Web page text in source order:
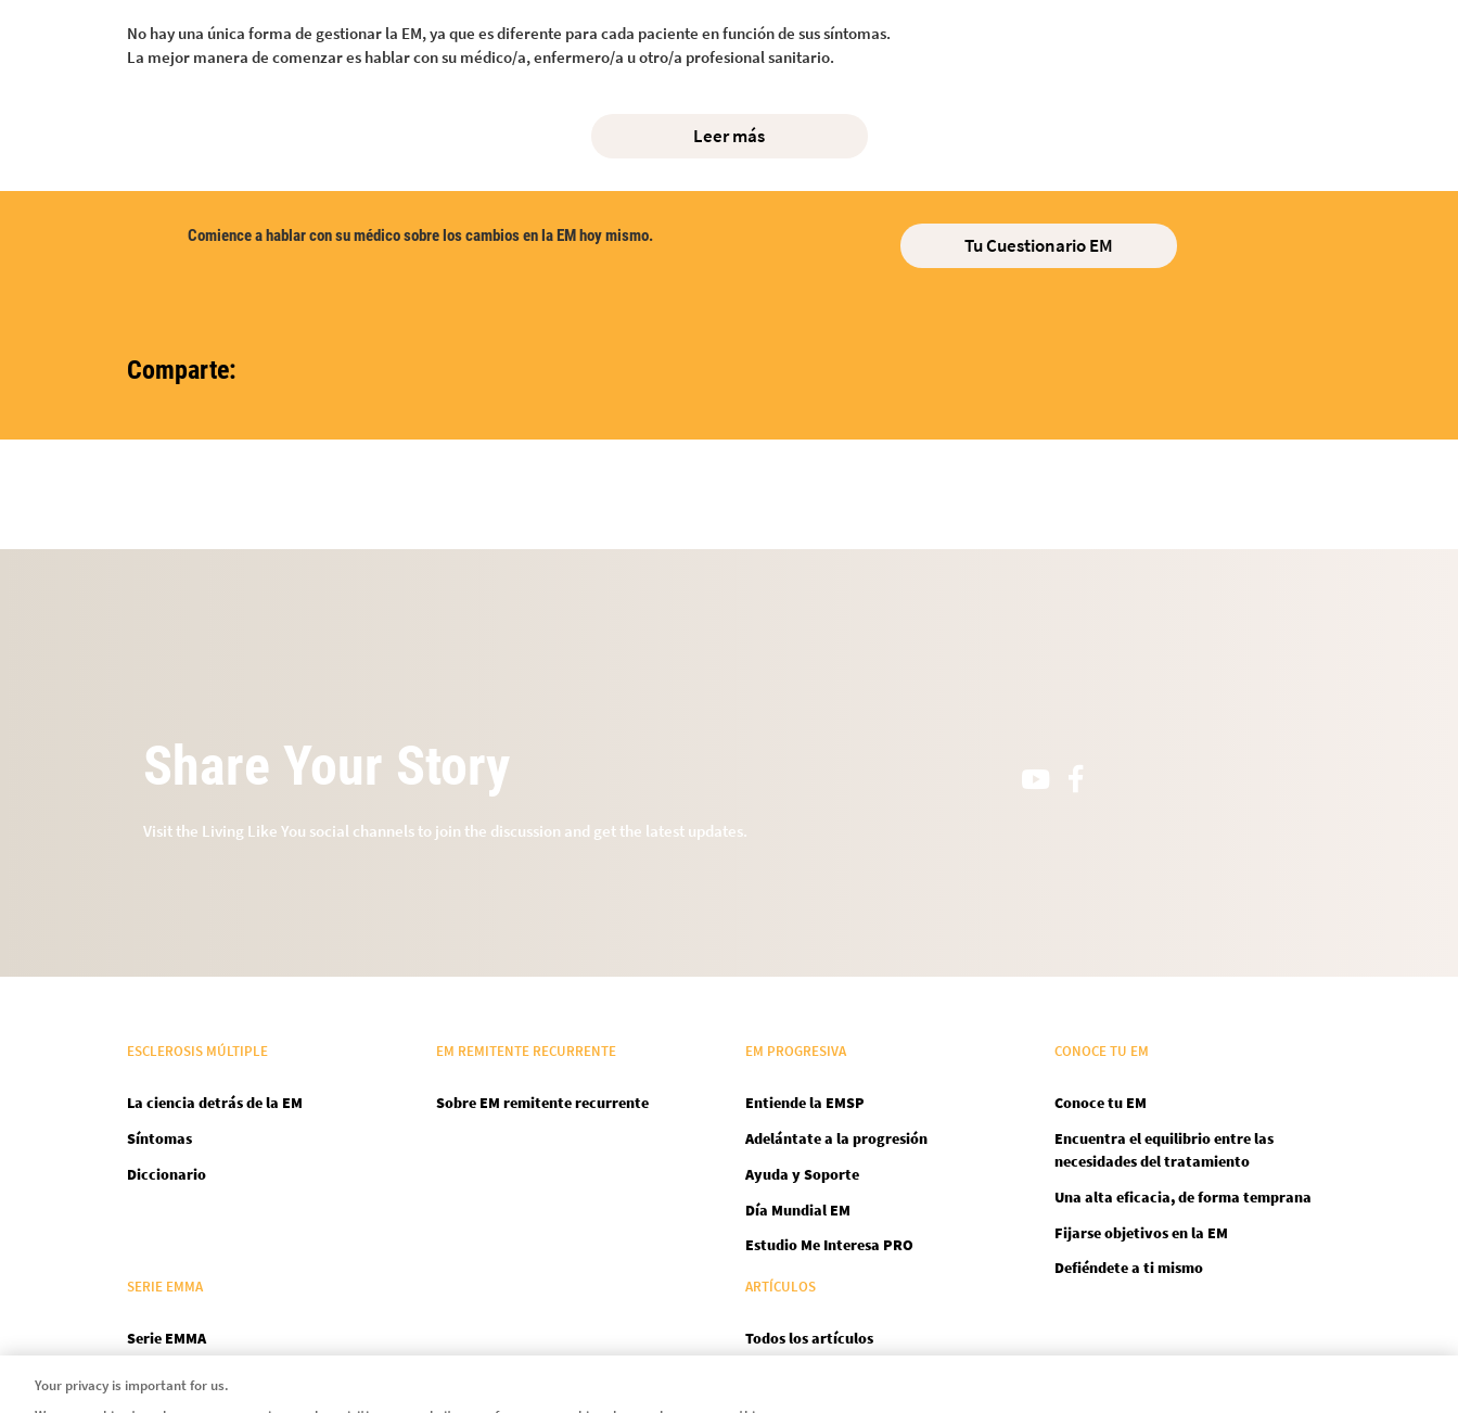
No hay una única forma de gestionar la EM, ya que es diferente para cada paciente en función de sus síntomas.
La mejor manera de comenzar es hablar con su médico/a, enfermero/a u otro/a profesional sanitario.
Leer más
Comience a hablar con su médico sobre los cambios en la EM hoy mismo. Tu Cuestionario EM
Comparte:
Share Your Story
Visit the Living Like You social channels to join the discussion and get the latest updates.
Youtube Channel
ESCLEROSIS MÚLTIPLE
La ciencia detrás de la EM
Síntomas
Diccionario
EM REMITENTE RECURRENTE
Sobre EM remitente recurrente
EM PROGRESIVA
Entiende la EMSP
Adelántate a la progresión
Ayuda y Soporte
Día Mundial EM
Estudio Me Interesa PRO
CONOCE TU EM
Conoce tu EM
Encuentra el equilibrio entre las
necesidades del tratamiento
Una alta eficacia, de forma temprana
Fijarse objetivos en la EM
Defiéndete a ti mismo
SERIE EMMA
Serie EMMA
ARTÍCULOS
Todos los artículos
Your privacy is important for us.